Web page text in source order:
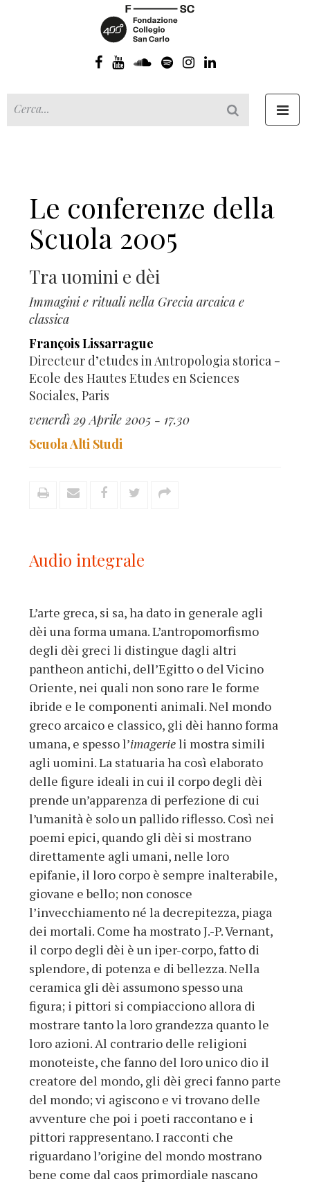
Le conferenze della
Scuola 2005
Tra uomini e dèi
Immagini e rituali nella Grecia arcaica e
classica
François Lissarrague
Directeur d’etudes in Antropologia storica -
Ecole des Hautes Etudes en Sciences
Sociales, Paris
venerdì 29 Aprile 2005 - 17.30
Scuola Alti Studi
Audio integrale
L’arte greca, si sa, ha dato in generale agli
dèi una forma umana. L’antropomorfismo
degli dèi greci li distingue dagli altri
pantheon antichi, dell’Egitto o del Vicino
Oriente, nei quali non sono rare le forme
ibride e le componenti animali. Nel mondo
greco arcaico e classico, gli dèi hanno forma
umana, e spesso l’imagerieli mostra simili
agli uomini. La statuaria ha così elaborato
delle figure ideali in cui il corpo degli dèi
prende un’apparenza di perfezione di cui
l’umanità è solo un pallido riflesso. Così nei
poemi epici, quando gli dèi si mostrano
direttamente agli umani, nelle loro
epifanie, il loro corpo è sempre inalterabile,
giovane e bello; non conosce
l’invecchiamento né la decrepitezza, piaga
dei mortali. Come ha mostrato J.-P. Vernant,
il corpo degli dèi è un iper-corpo, fatto di
splendore, di potenza e di bellezza. Nella
ceramica gli dèi assumono spesso una
figura; i pittori si compiacciono allora di
mostrare tanto la loro grandezza quanto le
loro azioni. Al contrario delle religioni
monoteiste, che fanno del loro unico dio il
creatore del mondo, gli dèi greci fanno parte
del mondo; vi agiscono e vi trovano delle
avventure che poi i poeti raccontano e i
pittori rappresentano. I racconti che
riguardano l’origine del mondo mostrano
bene come dal caos primordiale nascano